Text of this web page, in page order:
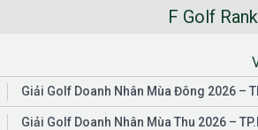
F Golf Ranking bảng
Giải Golf Doanh Nhân Mùa Đông 2026 –
Giải Golf Doanh Nhân Mùa Thu 2026 –